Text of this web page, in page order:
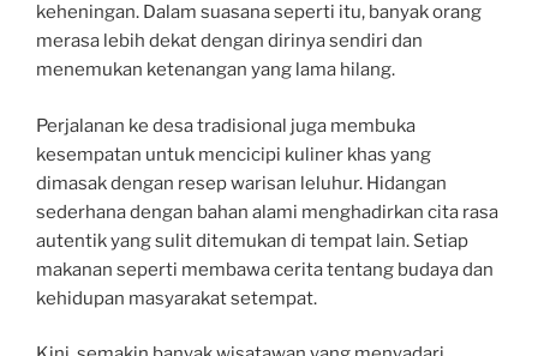
keheningan. Dalam suasana seperti itu, banyak orang
merasa lebih dekat dengan dirinya sendiri dan
menemukan ketenangan yang lama hilang.
Perjalanan ke desa tradisional juga membuka
kesempatan untuk mencicipi kuliner khas yang
dimasak dengan resep warisan leluhur. Hidangan
sederhana dengan bahan alami menghadirkan cita rasa
autentik yang sulit ditemukan di tempat lain. Setiap
makanan seperti membawa cerita tentang budaya dan
kehidupan masyarakat setempat.